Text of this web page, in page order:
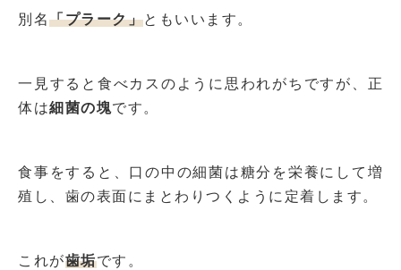
別名「プラーク」ともいいます。
一見すると食べカスのように思われがちですが、正
体は細菌の塊です。
食事をすると、口の中の細菌は糖分を栄養にして増
殖し、歯の表面にまとわりつくように定着します。
これが歯垢です。